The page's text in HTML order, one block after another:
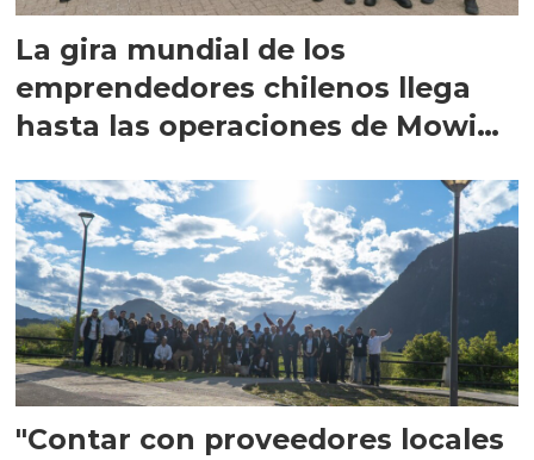
La gira mundial de los
emprendedores chilenos llega
hasta las operaciones de Mowi
"Contar con proveedores locales